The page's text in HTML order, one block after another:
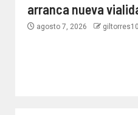
arranca nueva
agosto 7, 2026